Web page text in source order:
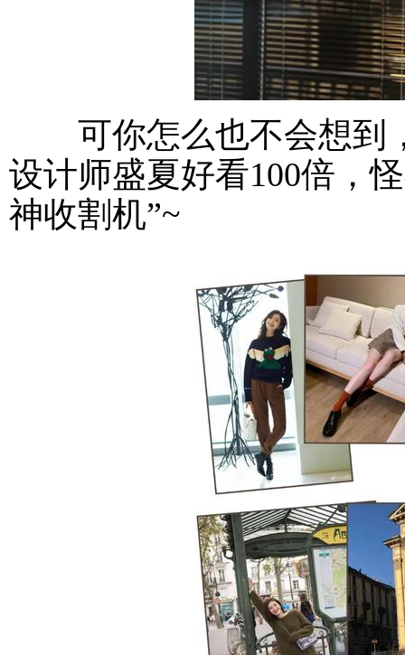
可你怎么也不会想到
设计师盛夏好看100倍，
神收割机”~